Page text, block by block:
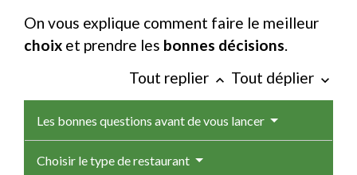
On vous explique comment faire le meilleur
choix et prendre les bonnes décisions.
Tout replier keyboard_arrow_up Tout déplier keyboard_arrow_down
Les bonnes questions avant de vous lancer
Choisir le type de restaurant